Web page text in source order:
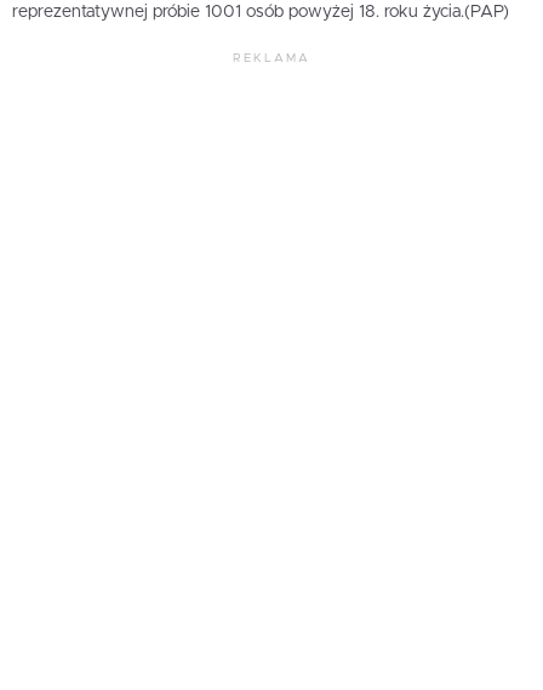
reprezentatywnej próbie 1001 osób powyżej 18. roku życia.(PAP)
REKLAMA